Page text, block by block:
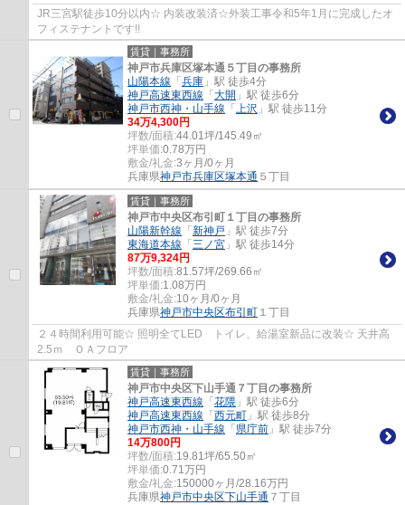
JR三宮駅徒歩10分以内☆ 内装改装済☆外装工事令和5年1月に完成したオ
フィステナントです!!
賃貸｜事務所
神戸市兵庫区塚本通５丁目の事務所
山陽本線 「 兵庫 」駅 徒歩4分
神戸高速東西線 「 大開 」駅 徒歩6分
神戸市西神・山手線 「 上沢 」駅 徒歩11分
34万4,300円
坪数/面積:44.01坪/145.49㎡
坪単価:0.78万円
敷金/礼金:3ヶ月/0ヶ月
兵庫県神戸市兵庫区塚本通 ５丁目
賃貸｜事務所
神戸市中央区布引町１丁目の事務所
山陽新幹線 「 新神戸 」駅 徒歩7分
東海道本線 「 三ノ宮 」駅 徒歩14分
87万9,324円
坪数/面積:81.57坪/269.66㎡
坪単価:1.08万円
敷金/礼金:10ヶ月/0ヶ月
兵庫県神戸市中央区布引町 １丁目
２４時間利用可能☆ 照明全てLED トイレ、給湯室新品に改装☆ 天井高
2.5ｍ ＯＡフロア
賃貸｜事務所
神戸市中央区下山手通７丁目の事務所
神戸高速東西線 「 花隈 」駅 徒歩6分
神戸高速東西線 「 西元町 」駅 徒歩8分
神戸市西神・山手線 「 県庁前 」駅 徒歩7分
14万800円
坪数/面積:19.81坪/65.50㎡
坪単価:0.71万円
敷金/礼金:150000ヶ月/28.16万円
兵庫県神戸市中央区下山手通 ７丁目